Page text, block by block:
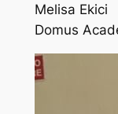
Melisa Ekici
Domus